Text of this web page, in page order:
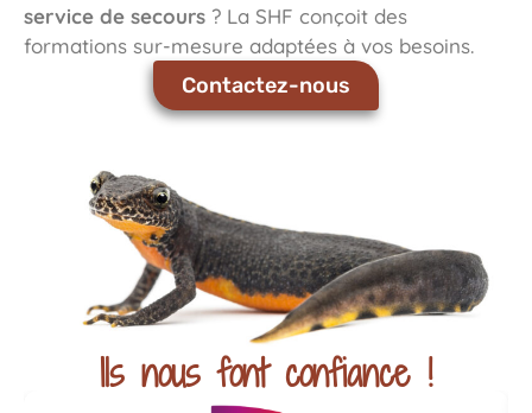
service de secours ? La SHF conçoit des
formations sur-mesure adaptées à vos besoins.
Contactez-nous
Ils nous font confiance !